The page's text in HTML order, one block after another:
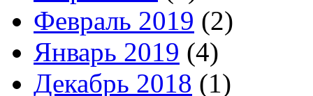
Февраль 2019 (2)
Январь 2019 (4)
Декабрь 2018 (1)